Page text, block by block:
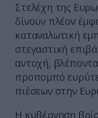
Στελέχη της
δίνουν πλέον
καταναλωτική
στεγαστική
αντοχή,
προπομπό
πιέσεων στην
Η κυβέρνηση